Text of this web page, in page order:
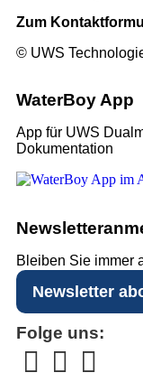
Zum
© UWS
WaterBoy App
App für UWS
Dokumentation
Bleiben Sie immer
Newsletter
Folge uns: